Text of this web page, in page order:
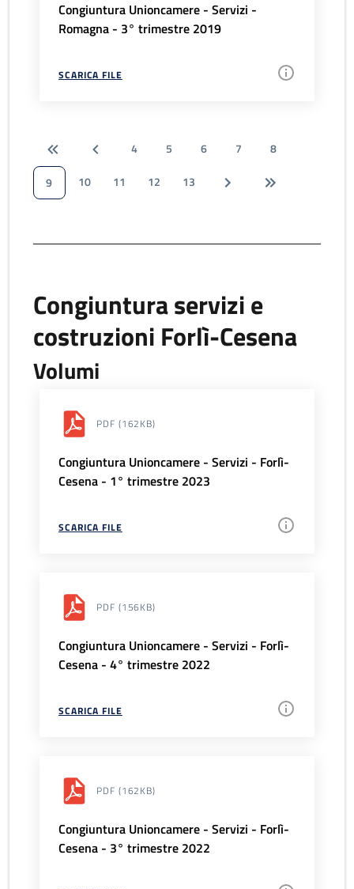
Congiuntura Unioncamere - Servizi -
Romagna - 3° trimestre 2019
SCARICA FILE
4 5 6 7
8
9
10 11 12 13
Congiuntura servizi e
costruzioni Forlì-Cesena
Volumi
PDF (162KB)
Congiuntura Unioncamere - Servizi - Forlì-
Cesena - 1° trimestre 2023
SCARICA FILE
PDF (156KB)
Congiuntura Unioncamere - Servizi - Forlì-
Cesena - 4° trimestre 2022
SCARICA FILE
PDF (162KB)
Congiuntura Unioncamere - Servizi - Forlì-
Cesena - 3° trimestre 2022